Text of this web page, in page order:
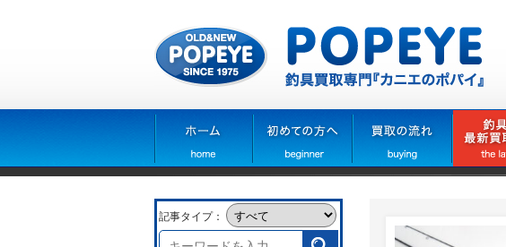
記事タイプ：